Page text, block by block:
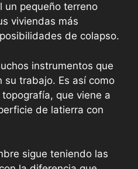
un pequeño terreno
viviendas más
de colapso.
instrumentos que
su trabajo. Es así como
que viene a
de latierra con
sigue teniendo las